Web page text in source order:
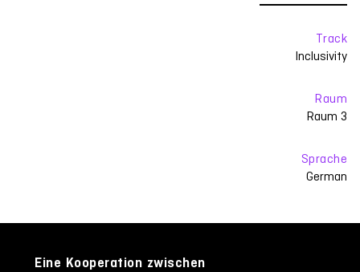
Track
Inclusivity
Raum
Raum 3
Sprache
German
Eine Kooperation zwischen